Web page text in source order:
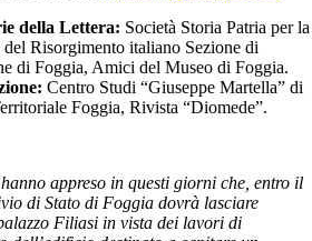
della Lettera: Società Storia Patria per la
Risorgimento italiano Sezione di
di Foggia, Amici del Museo di Foggia.
Centro Studi “Giuseppe Martella” di
Foggia, Rivista “Diomede”.
appreso in questi giorni che, entro il
di Stato di Foggia dovrà lasciare
Filiasi in vista dei lavori di